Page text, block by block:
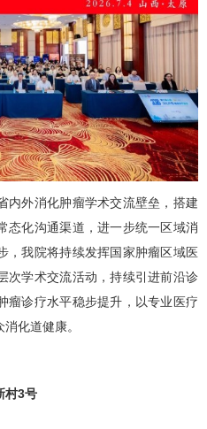
外消化肿瘤学术交流壁垒，搭建
态化沟通渠道，进一步统一区域消
，我院将持续发挥国家肿瘤区域医
次学术交流活动，持续引进前沿诊
瘤诊疗水平稳步提升，以专业医疗
化道健康。
3号